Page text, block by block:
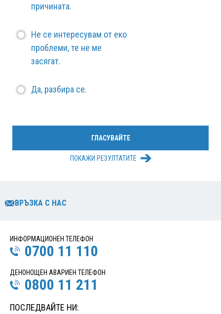
причината.
Не се интересувам от еко
проблеми, те не ме
засягат.
Да, разбира се.
ПОКАЖИ РЕЗУЛТАТИТЕ
ВРЪЗКА С НАС
ИНФОРМАЦИОНЕН ТЕЛЕФОН
0700 11 110
ДЕНОНОЩЕН АВАРИЕН ТЕЛЕФОН
0800 11 211
ПОСЛЕДВАЙТЕ НИ: